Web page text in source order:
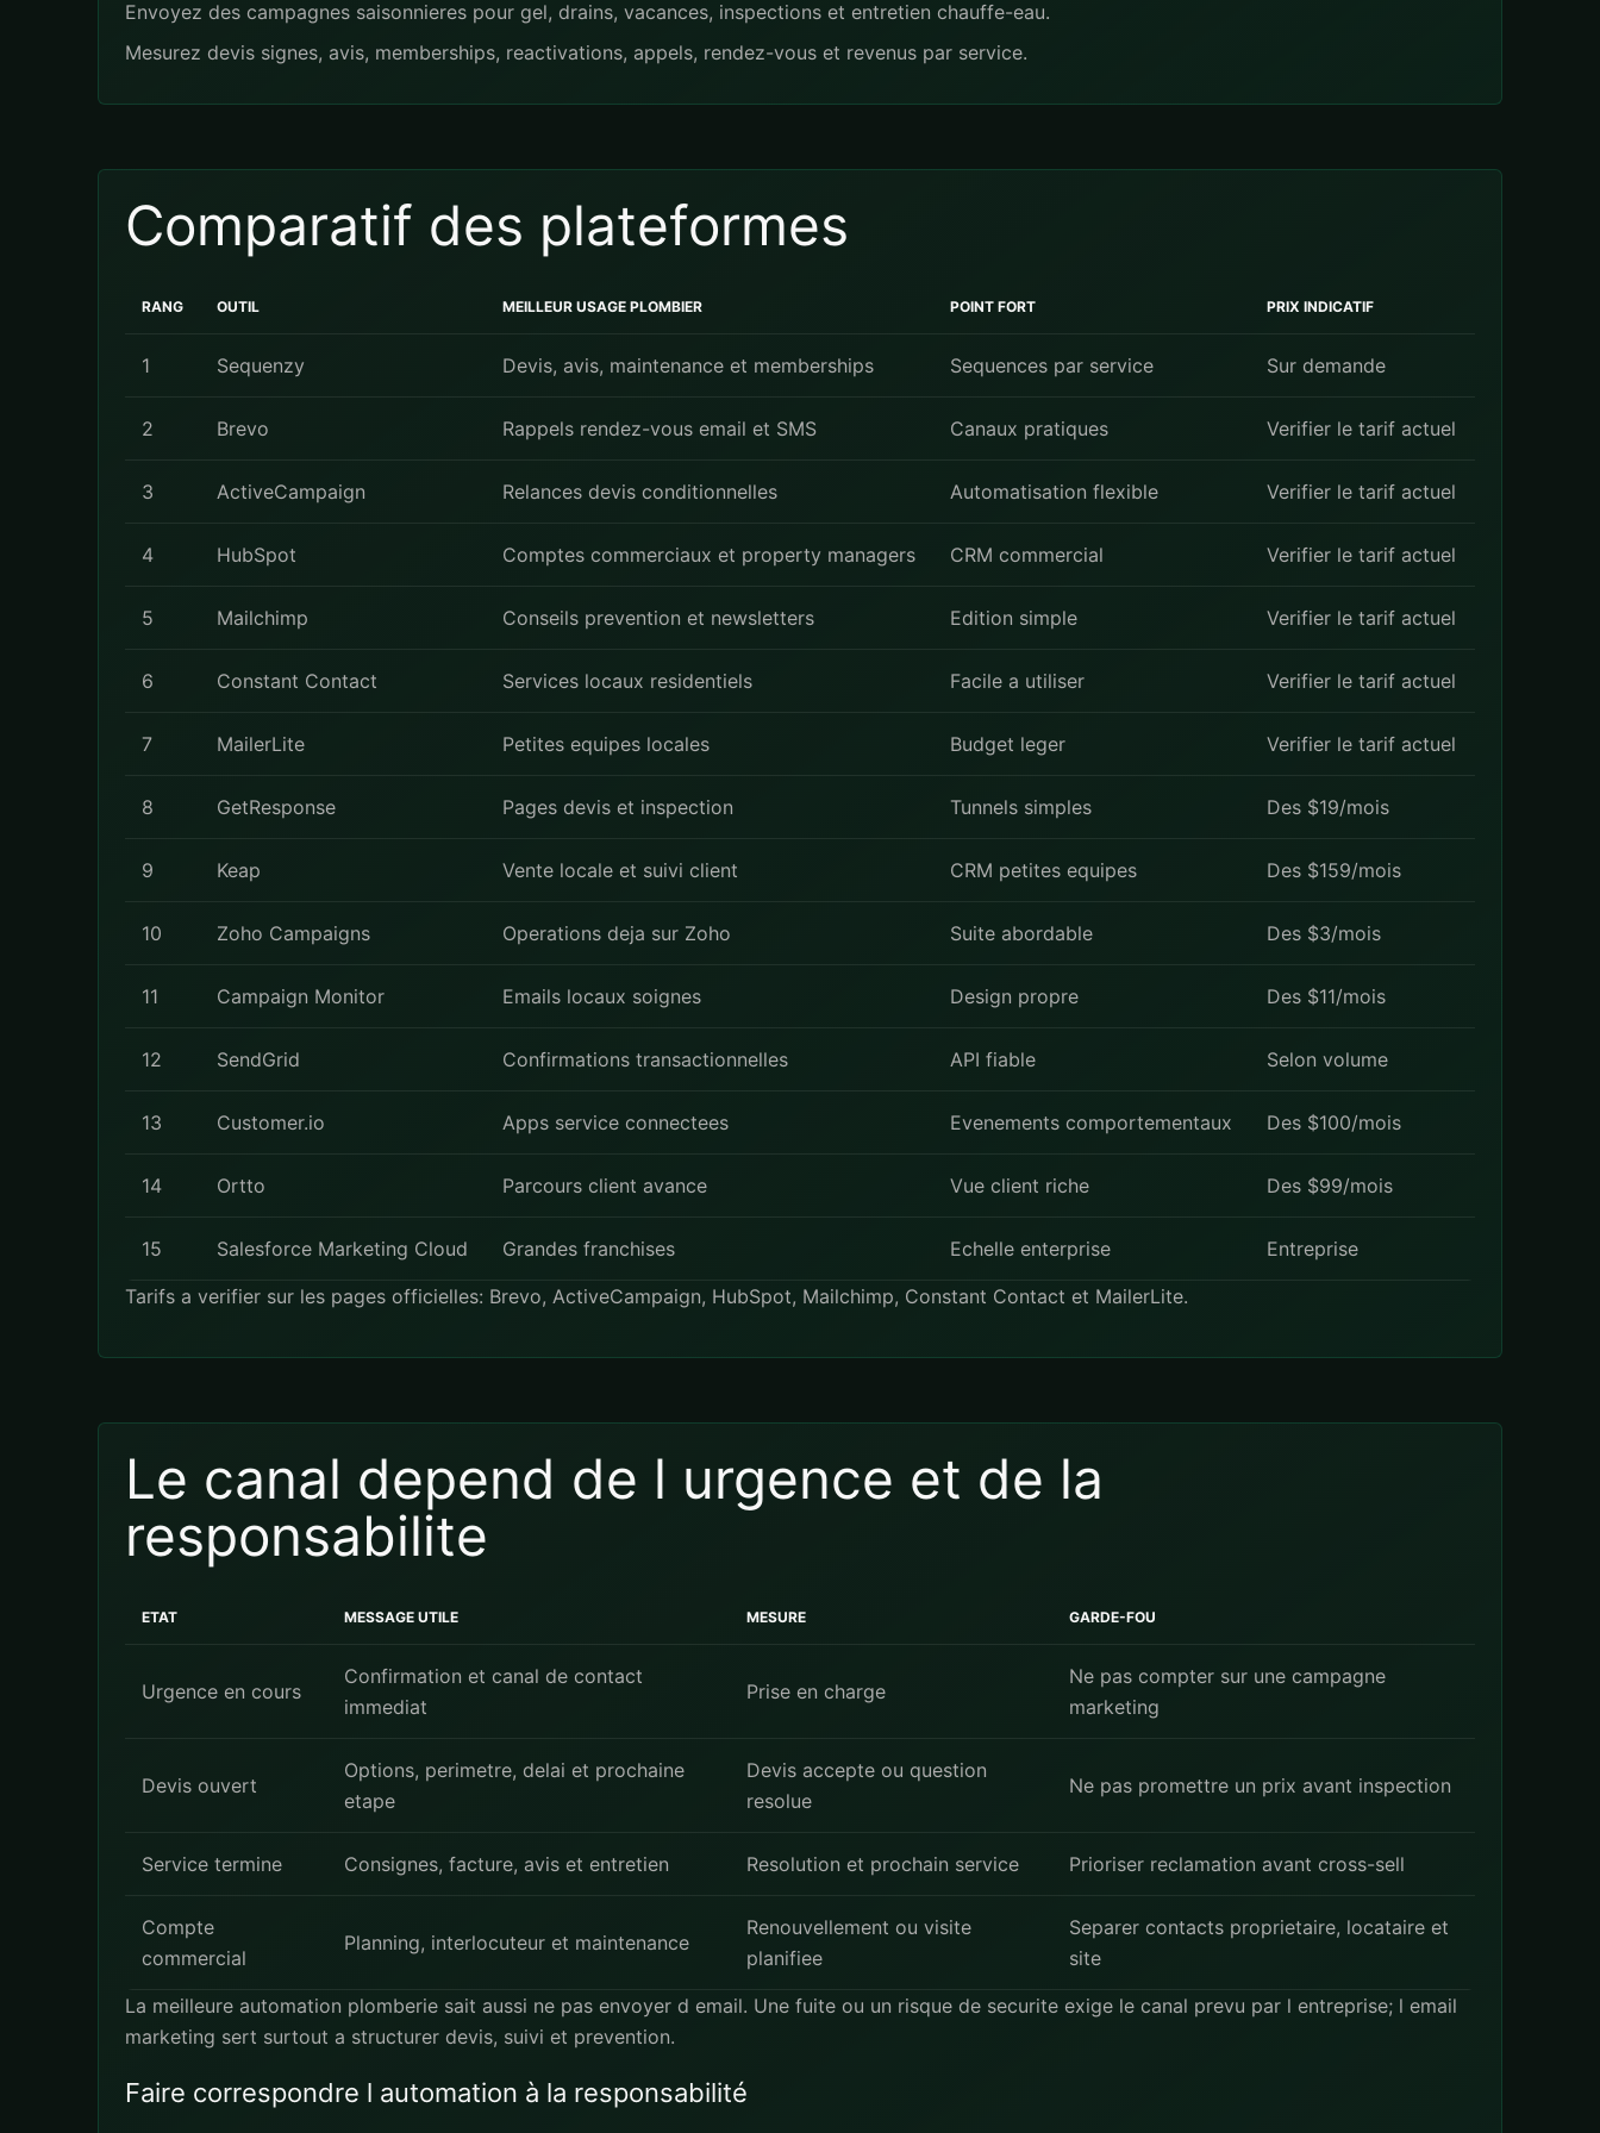
Envoyez des campagnes saisonnieres pour gel, drains, vacances, inspections et entretien chauffe-eau.
Mesurez devis signes, avis, memberships, reactivations, appels, rendez-vous et revenus par service.
Comparatif des plateformes
RANG OUTIL MEILLEUR USAGE PLOMBIER POINT FORT PRIX INDICATIF
1 Sequenzy Devis, avis, maintenance et memberships Sequences par service Sur demande
2 Brevo Rappels rendez-vous email et SMS Canaux pratiques Verifier le tarif actuel
3 ActiveCampaign Relances devis conditionnelles Automatisation flexible Verifier le tarif actuel
4 HubSpot Comptes commerciaux et property managers CRM commercial Verifier le tarif actuel
5 Mailchimp Conseils prevention et newsletters Edition simple Verifier le tarif actuel
6 Constant Contact Services locaux residentiels Facile a utiliser Verifier le tarif actuel
7 MailerLite Petites equipes locales Budget leger Verifier le tarif actuel
8 GetResponse Pages devis et inspection Tunnels simples Des $19/mois
9 Keap Vente locale et suivi client CRM petites equipes Des $159/mois
10 Zoho Campaigns Operations deja sur Zoho Suite abordable Des $3/mois
11 Campaign Monitor Emails locaux soignes Design propre Des $11/mois
12 SendGrid Confirmations transactionnelles API fiable Selon volume
13 Customer.io Apps service connectees Evenements comportementaux Des $100/mois
14 Ortto Parcours client avance Vue client riche Des $99/mois
15 Salesforce Marketing Cloud Grandes franchises Echelle enterprise
Entreprise
Tarifs a verifier sur les pages officielles: Brevo, ActiveCampaign, HubSpot, Mailchimp, Constant Contact et MailerLite.
Le canal depend de l urgence et de la
responsabilite
ETAT MESSAGE UTILE MESURE GARDE-FOU
Urgence en cours
Confirmation et canal de contact
immediat
Prise en charge
Ne pas compter sur une campagne
marketing
Devis ouvert
Options, perimetre, delai et prochaine
etape
Devis accepte ou question
resolue
Ne pas promettre un prix avant inspection
Service termine Consignes, facture, avis et entretien Resolution et prochain service Prioriser reclamation avant cross-sell
Compte
commercial
Planning, interlocuteur et maintenance
Renouvellement ou visite
planifiee
Separ­er contacts proprietaire, locataire et
site
La meilleure automation plomberie sait aussi ne pas envoyer d email. Une fuite ou un risque de securite exige le canal prevu par l entreprise; l email
marketing sert surtout a structurer devis, suivi et prevention.
Faire correspondre l automation à la responsabilité